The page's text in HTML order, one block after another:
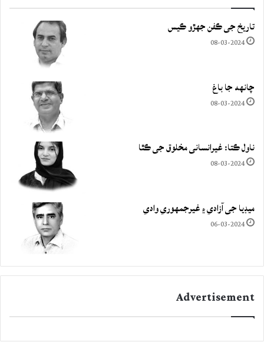
تاريخ جي ڪفن جھڙو ڪيس
08-03-2024
چانهه جا باغ
08-03-2024
ناول ڪتا: غيرانساني مخلوق جي ڪٿا
08-03-2024
ميڊيا جي آزادي ۽ غيرجمھوري وادي
06-03-2024
Advertisement